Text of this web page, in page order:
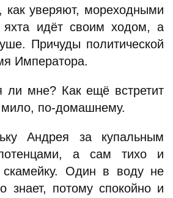
как уверяют, мореходными
яхта идёт своим ходом, а
Причуды политической
Императора.
ли мне? Как ещё встретит
по-домашнему.
Андрея за купальным
а сам тихо и
Один в воду не
знает, потому спокойно и